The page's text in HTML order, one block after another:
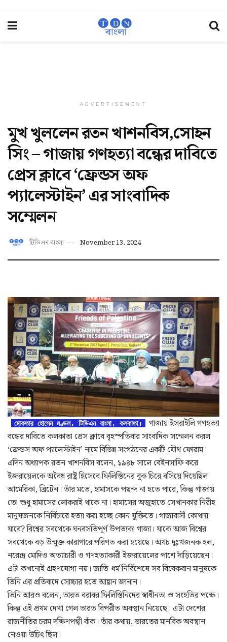
ADVERTISEMENT
মুখ খুললেন রতন খাশনবিস,সোহন
সিং – গাজায় গণহত্যা বন্ধের দাবিতে
প্রেস ক্লাবে ‘ফ্রেন্ডস অফ
প্যালেস্টাইন’ এর সাংবাদিক
সম্মেলন
টিডিএন বাংলা November 13, 2024
মোকতার হোসেন মণ্ডল, টিডিএন বাংলা, কলকাতা:
গাজায় ইসরাইলি গণহত্যা
বন্ধের দাবিতে কলকাতা প্রেস ক্লাবে বৃহস্পতিবার সাংবাদিক সম্মেলন করল
‘ফ্রেন্ডস অফ প্যালেস্টাইন’ নামে বিভিন্ন সংগঠনের একটি যৌথ ফোরাম।
এদিন অধ্যাপক রতন খাশনবিস বলেন, ১৯৪৮ সালে বেইনসাফি করে
ইজরায়েলকে অবৈধ রাষ্ট্র হিসেবে ফিলিস্তিনের বুক চিরে বসিয়ে দিয়েছিল
আমেরিকা, ব্রিটেন। তাঁর মতে, হামাসকে পছন্দ না হতে পারে, কিন্তু গাজায়
তো শুধু হামাসের লোকরাই থাকে না। হামাসের অজুহাতে সেখানকার নিরীহ
মানুষজনকে নির্বিচারে হত্যা করা হচ্ছে কোন যুক্তিতে। গাজাবাসী কোথায়
যাবে? বিশ্বের সবথেকে ঘনবসতিপূর্ণ উপত্যকা গাজা। যাকে আজ বিশ্বের
সবথেকে বড় উন্মুক্ত কারাগারে পরিণত করা হয়েছে। অথচ দুঃখজনক হল,
নরেন্দ্র মোদিও অত্যাচারী ও গণহত্যাকারী ইজরায়েলের পাশে দাঁড়িয়েছেন।
এটা কখনোই গ্রহণযোগ্য নয়। জাতি-ধর্ম নির্বিশেষে সব বিবেকবান মানুষকে
তিনি এর প্রতিবাদে সোচ্চার হতে আহ্বান জানান।
তিনি আরও বলেন, ভারত বরাবর ফিলিস্তিনিদের স্বাধীনতা ও সংহতির পক্ষে।
কিন্তু এই প্রথম দেখা গেল ভারত বিপরীত অবস্থান নিয়েছে। এটা দেশের
রাজনীতির চরম দক্ষিণপন্থী বাঁক। তাঁর কথায়, ভারতের মানবিক অবস্থান
নেওয়া উচিৎ ছিল।